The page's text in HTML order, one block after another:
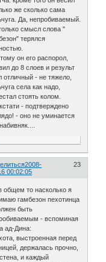
же сколько сама
Да, непробиваемый.
смысл слова "
терялся
он его распорол,
до 8 слоев и результ
отличный - не тяжело,
села как надо,
стоять колом.
- подтверждено
- оно не уминается
23
2008-
00:02:05
общем то насколько я
гамбезон пехотинца
быть
- вспоминая
ад-Дина:
выстроенная перед
держалась прочно,
и каждый